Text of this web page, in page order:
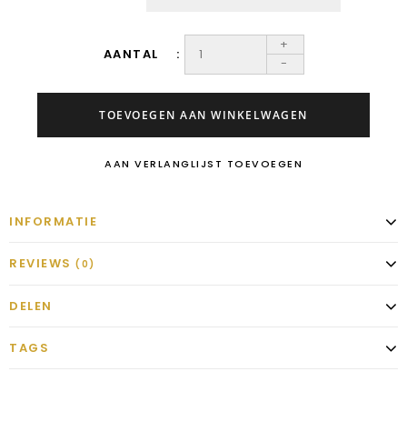
AANTAL
+
-
TOEVOEGEN AAN WINKELWAGEN
AAN VERLANGLIJST TOEVOEGEN
INFORMATIE
REVIEWS (0)
DELEN
TAGS